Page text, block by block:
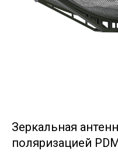
Зеркальная
поляризацией